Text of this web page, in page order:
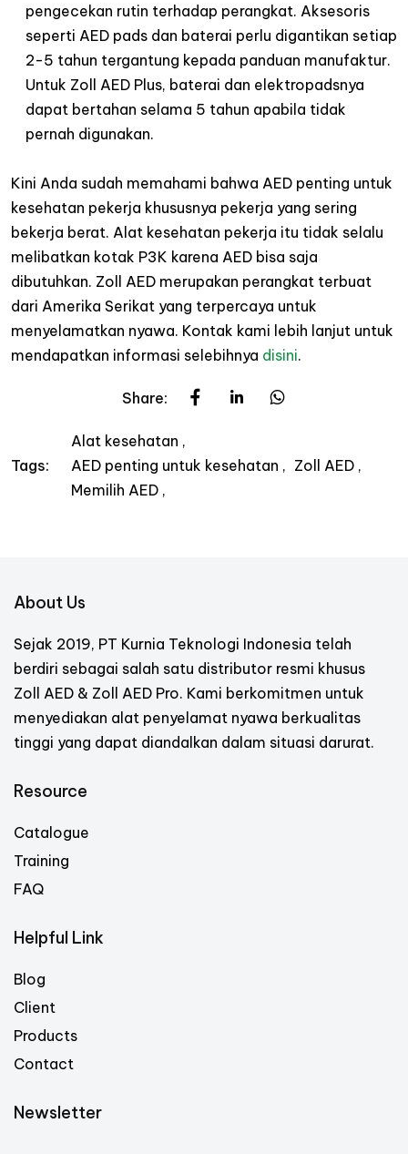
pengecekan rutin terhadap perangkat. Aksesoris
seperti AED pads dan baterai perlu digantikan setiap
2-5 tahun tergantung kepada panduan manufaktur.
Untuk Zoll AED Plus, baterai dan elektropadsnya
dapat bertahan selama 5 tahun apabila tidak
pernah digunakan.
Kini Anda sudah memahami bahwa AED penting untuk
kesehatan pekerja khususnya pekerja yang sering
bekerja berat. Alat kesehatan pekerja itu tidak selalu
melibatkan kotak P3K karena AED bisa saja
dibutuhkan. Zoll AED merupakan perangkat terbuat
dari Amerika Serikat yang terpercaya untuk
menyelamatkan nyawa. Kontak kami lebih lanjut untuk
mendapatkan informasi selebihnya disini.
Share:
Tags:
Alat kesehatan
AED penting untuk kesehatan
Zoll AED
Memilih AED
About Us
Sejak 2019, PT Kurnia Teknologi Indonesia telah
berdiri sebagai salah satu distributor resmi khusus
Zoll AED & Zoll AED Pro. Kami berkomitmen untuk
menyediakan alat penyelamat nyawa berkualitas
tinggi yang dapat diandalkan dalam situasi darurat.
Resource
Catalogue
Training
FAQ
Helpful Link
Blog
Client
Products
Contact
Newsletter